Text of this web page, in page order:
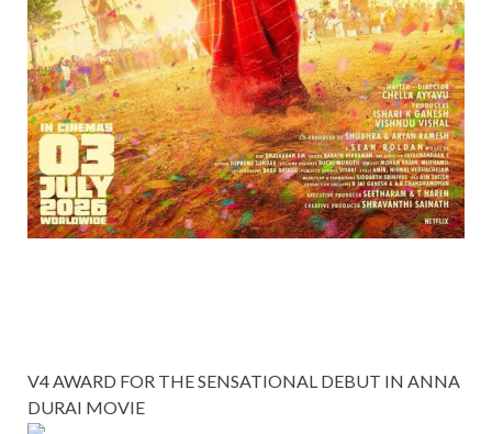
V4 AWARD FOR THE SENSATIONAL DEBUT IN ANNA
DURAI MOVIE